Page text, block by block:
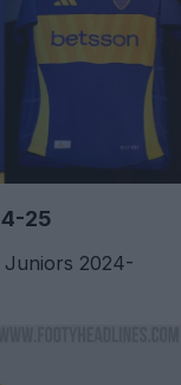
25
Juniors 2024-